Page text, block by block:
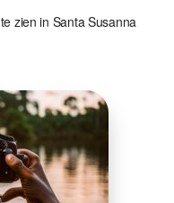
zien in Santa Susanna